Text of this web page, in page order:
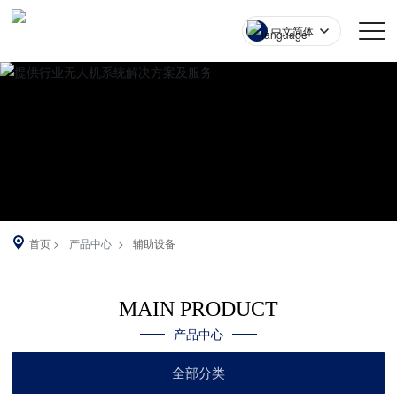
中文简体
首页 产品中心 辅助设备
MAIN PRODUCT
产品中心
全部分类